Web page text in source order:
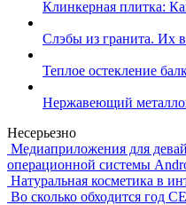
Клинкерная плитка:
Слэбы из гранита. Их
Теплое остекление
Нержавеющий
Несерьезно
Медиаприложения для
операционной системы
Натуральная косметика в
Во сколько обходится год